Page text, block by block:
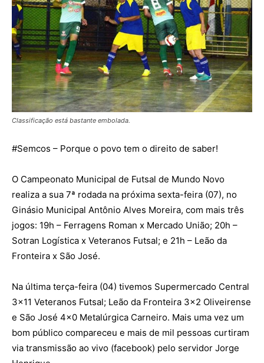
Classificação está bastante embolada.
#Semcos – Porque o povo tem o direito de saber!
O Campeonato Municipal de Futsal de Mundo Novo
realiza a sua 7ª rodada na próxima sexta-feira (07), no
Ginásio Municipal Antônio Alves Moreira, com mais três
jogos: 19h – Ferragens Roman x Mercado União; 20h –
Sotran Logística x Veteranos Futsal; e 21h – Leão da
Fronteira x São José.
Na última terça-feira (04) tivemos Supermercado Central
3×11 Veteranos Futsal; Leão da Fronteira 3×2 Oliveirense
e São José 4×0 Metalúrgica Carneiro. Mais uma vez um
bom público compareceu e mais de mil pessoas curtiram
via transmissão ao vivo (facebook) pelo servidor Jorge